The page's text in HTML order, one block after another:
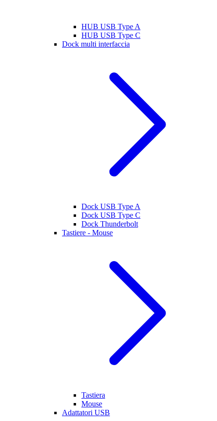
HUB USB Type A
HUB USB Type C
Dock multi interfaccia
Dock USB Type A
Dock USB Type C
Dock Thunderbolt
Tastiere - Mouse
Tastiera
Mouse
Adattatori USB